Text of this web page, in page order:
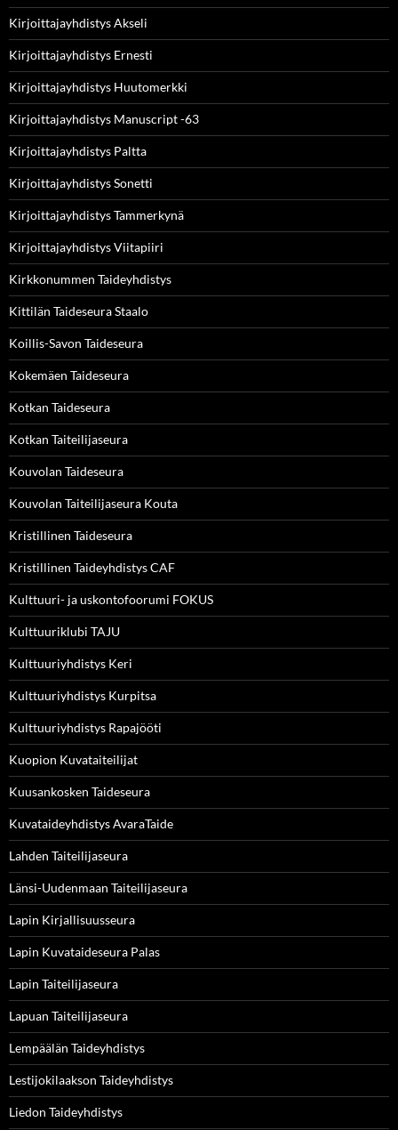
Kirjoittajayhdistys Akseli
Kirjoittajayhdistys Ernesti
Kirjoittajayhdistys Huutomerkki
Kirjoittajayhdistys Manuscript -63
Kirjoittajayhdistys Paltta
Kirjoittajayhdistys Sonetti
Kirjoittajayhdistys Tammerkynä
Kirjoittajayhdistys Viitapiiri
Kirkkonummen Taideyhdistys
Kittilän Taideseura Staalo
Koillis-Savon Taideseura
Kokemäen Taideseura
Kotkan Taideseura
Kotkan Taiteilijaseura
Kouvolan Taideseura
Kouvolan Taiteilijaseura Kouta
Kristillinen Taideseura
Kristillinen Taideyhdistys CAF
Kulttuuri- ja uskontofoorumi FOKUS
Kulttuuriklubi TAJU
Kulttuuriyhdistys Keri
Kulttuuriyhdistys Kurpitsa
Kulttuuriyhdistys Rapajööti
Kuopion Kuvataiteilijat
Kuusankosken Taideseura
Kuvataideyhdistys AvaraTaide
Lahden Taiteilijaseura
Länsi-Uudenmaan Taiteilijaseura
Lapin Kirjallisuusseura
Lapin Kuvataideseura Palas
Lapin Taiteilijaseura
Lapuan Taiteilijaseura
Lempäälän Taideyhdistys
Lestijokilaakson Taideyhdistys
Liedon Taideyhdistys